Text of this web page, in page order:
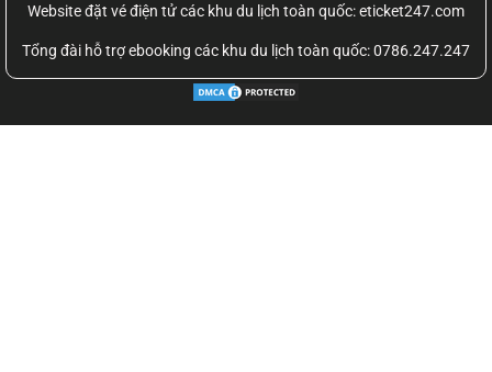
Website đặt vé điện tử các khu du lịch toàn quốc: eticket247.com
Tổng đài hỗ trợ ebooking các khu du lịch toàn quốc: 0786.247.247